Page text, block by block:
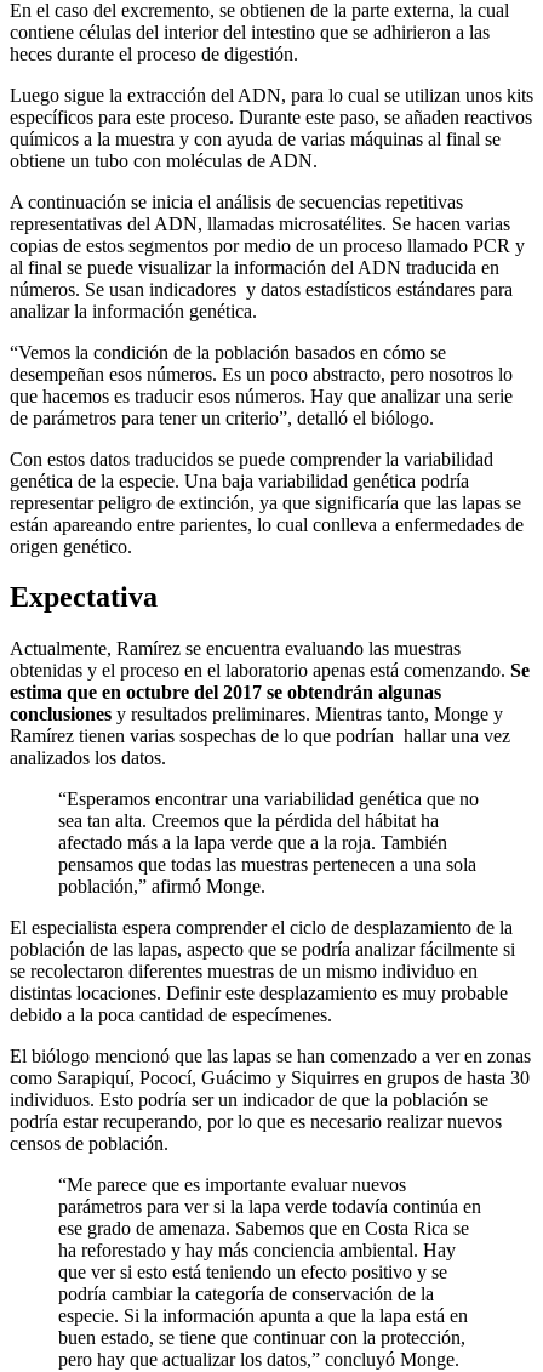
En el caso del excremento, se obtienen de la parte externa, la cual
contiene células del interior del intestino que se adhirieron a las
heces durante el proceso de digestión.
Luego sigue la extracción del ADN, para lo cual se utilizan unos kits
específicos para este proceso. Durante este paso, se añaden reactivos
químicos a la muestra y con ayuda de varias máquinas al final se
obtiene un tubo con moléculas de ADN.
A continuación se inicia el análisis de secuencias repetitivas
representativas del ADN, llamadas microsatélites. Se hacen varias
copias de estos segmentos por medio de un proceso llamado PCR y
al final se puede visualizar la información del ADN traducida en
números. Se usan indicadores y datos estadísticos estándares para
analizar la información genética.
“Vemos la condición de la población basados en cómo se
desempeñan esos números. Es un poco abstracto, pero nosotros lo
que hacemos es traducir esos números. Hay que analizar una serie
de parámetros para tener un criterio”, detalló el biólogo.
Con estos datos traducidos se puede comprender la variabilidad
genética de la especie. Una baja variabilidad genética podría
representar peligro de extinción, ya que significaría que las lapas se
están apareando entre parientes, lo cual conlleva a enfermedades de
origen genético.
Expectativa
Actualmente, Ramírez se encuentra evaluando las muestras
obtenidas y el proceso en el laboratorio apenas está comenzando. Se
estima que en octubre del 2017 se obtendrán algunas
conclusiones y resultados preliminares. Mientras tanto, Monge y
Ramírez tienen varias sospechas de lo que podrían hallar una vez
analizados los datos.
“Esperamos encontrar una variabilidad genética que no
sea tan alta. Creemos que la pérdida del hábitat ha
afectado más a la lapa verde que a la roja. También
pensamos que todas las muestras pertenecen a una sola
población,” afirmó Monge.
El especialista espera comprender el ciclo de desplazamiento de la
población de las lapas, aspecto que se podría analizar fácilmente si
se recolectaron diferentes muestras de un mismo individuo en
distintas locaciones. Definir este desplazamiento es muy probable
debido a la poca cantidad de especímenes.
El biólogo mencionó que las lapas se han comenzado a ver en zonas
como Sarapiquí, Pococí, Guácimo y Siquirres en grupos de hasta 30
individuos. Esto podría ser un indicador de que la población se
podría estar recuperando, por lo que es necesario realizar nuevos
censos de población.
“Me parece que es importante evaluar nuevos
parámetros para ver si la lapa verde todavía continúa en
ese grado de amenaza. Sabemos que en Costa Rica se
ha reforestado y hay más conciencia ambiental. Hay
que ver si esto está teniendo un efecto positivo y se
podría cambiar la categoría de conservación de la
especie. Si la información apunta a que la lapa está en
buen estado, se tiene que continuar con la protección,
pero hay que actualizar los datos,” concluyó Monge.